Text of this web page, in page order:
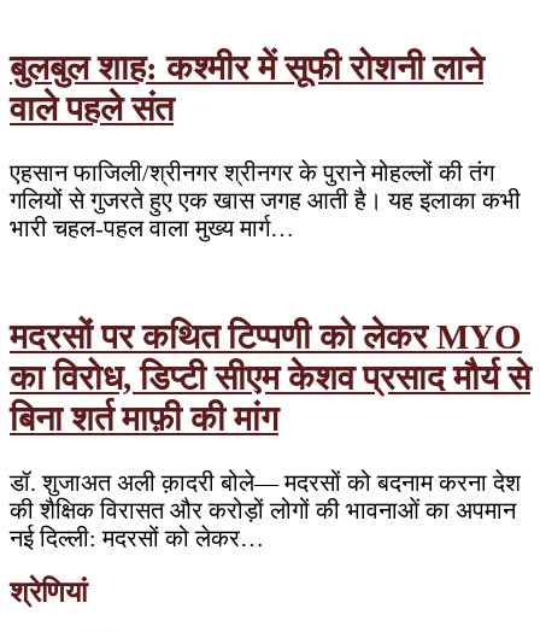
बुलबुल शाह: कश्मीर में सूफी रोशनी लाने
वाले पहले संत
एहसान फाजिली/श्रीनगर श्रीनगर के पुराने मोहल्लों की तंग
गलियों से गुजरते हुए एक खास जगह आती है। यह इलाका कभी
भारी चहल-पहल वाला मुख्य मार्ग…
मदरसों पर कथित टिप्पणी को लेकर MYO
का विरोध, डिप्टी सीएम केशव प्रसाद मौर्य से
बिना शर्त माफ़ी की मांग
डॉ. शुजाअत अली क़ादरी बोले— मदरसों को बदनाम करना देश
की शैक्षिक विरासत और करोड़ों लोगों की भावनाओं का अपमान
नई दिल्ली: मदरसों को लेकर…
श्रेणियां